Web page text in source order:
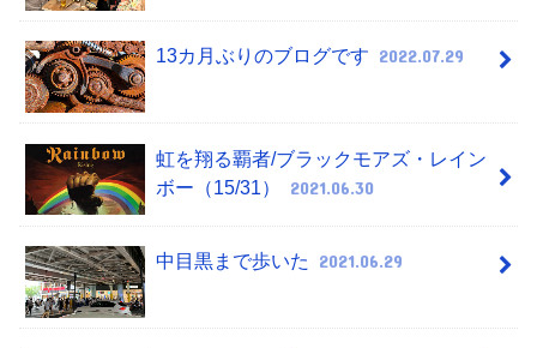
13カ月ぶりのブログです 2022.07.29
虹を翔る覇者/ブラックモアズ・レイン
ボー（15/31）
2021.06.30
中目黒まで歩いた 2021.06.29